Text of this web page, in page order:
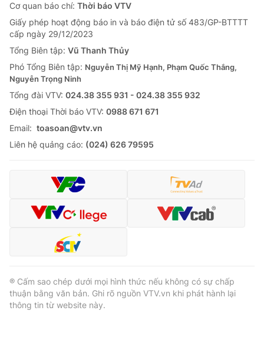
Theo dõi báo trên
Cơ quan chủ quản:
Cơ quan báo chí:Thời báo VTV
Giấy phép hoạt động báo in và báo điện tử số 483/GP-BTTTT
cấp ngày 29/12/2023
Tổng Biên tập:
Vũ Thanh Thủy
Tổng đài VTV: 024.38 355 931 - 024.38 355 932
toasoan@vtv.vn
Liên hệ quảng cáo:
Cơ quan báo chí: Thời báo VTV
Giấy phép hoạt động báo in và báo điện tử số 483/GP-BTTTT
cấp ngày 29/12/2023
Tổng Biên tập: Vũ Thanh Thủy
Phó Tổng Biên tập: Nguyễn Thị Mỹ Hạnh, Phạm Quốc Thắng,
Nguyễn Trọng Ninh
Tổng đài VTV: 024.38 355 931 - 024.38 355 932
Ðiện thoại Thời báo VTV: 0988 671 671
Email: toasoan@vtv.vn
Liên hệ quảng cáo: (024) 626 79595
® Cấm sao chép dưới mọi hình thức nếu không có sự chấp
thuận bằng văn bản. Ghi rõ nguồn VTV.vn khi phát hành lại
thông tin từ website này.